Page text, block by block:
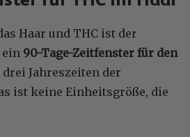
Haar und THC ist der
ein 90-Tage-Zeitfenster für den
Jahreszeiten der
ist keine Einheitsgröße, die